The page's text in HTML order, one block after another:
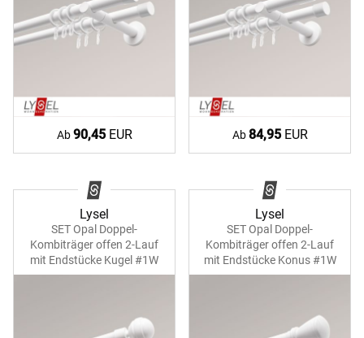
Ab90,45EUR Ab84,95EUR
Lysel
SET Opal Doppel-
Kombiträger offen 2-Lauf
mit Endstücke Kugel #1W
Lysel
SET Opal Doppel-
Kombiträger offen 2-Lauf
mit Endstücke Konus #1W